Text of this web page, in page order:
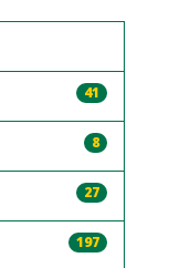
41
8
27
197